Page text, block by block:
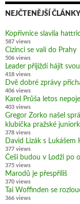
NEJČTENĚJŠÍ ČLÁNKY
Kopřivnice slavila
587 views
Cizinci se valí do Prahy
506 views
Leader přijíždí hájit
418 views
Dvě dobré zprávy
406 views
Karel Průša letos
403 views
Gregor Zorko našel
klubíčka pražské
378 views
David Lizák s
377 views
Češi budou v Lodži po
375 views
Marodů je přespříliš
370 views
Tai Woffinden se
366 views